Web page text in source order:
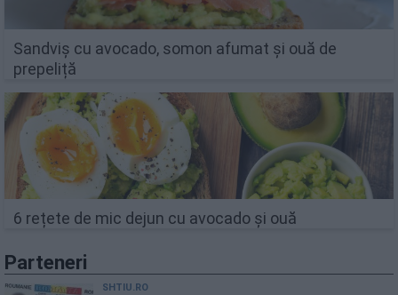
Sandviș cu avocado, somon afumat și ouă de
prepeliță
6 rețete de mic dejun cu avocado și ouă
Parteneri
SHTIU.RO